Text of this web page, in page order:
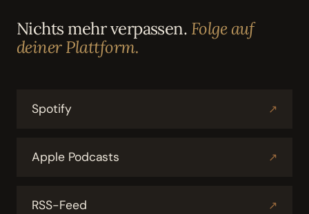
Nichts mehr verpassen. Folge auf
deiner Plattform.
Spotify ↗
Apple Podcasts ↗
RSS-Feed ↗